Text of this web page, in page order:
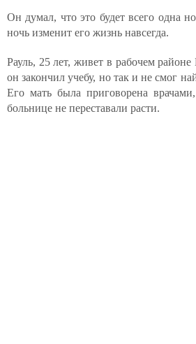
Он думал, что это будет всего одна
ночь изменит его жизнь навсегда.
Рауль, 25 лет, живет в рабочем районе
он закончил учебу, но так и не смог
Его мать была приговорена
больнице не переставали расти.